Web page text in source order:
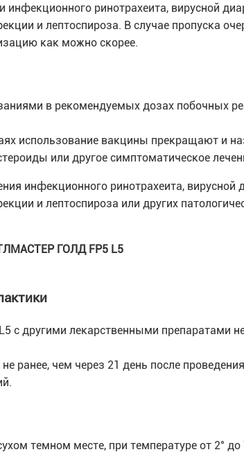
ринотрахеита, вирусной
и лептоспироза. В случае пропуска
как можно скорее.
в рекомендуемых дозах побочных
использование вакцины прекращают и
или другое симптоматическое
инфекционного ринотрахеита, вирусной
и лептоспироза или других
ГОЛД FP5 L5
с другими лекарственными препаратами
ранее, чем через 21 день после проведения
темном месте, при температуре от 2° до